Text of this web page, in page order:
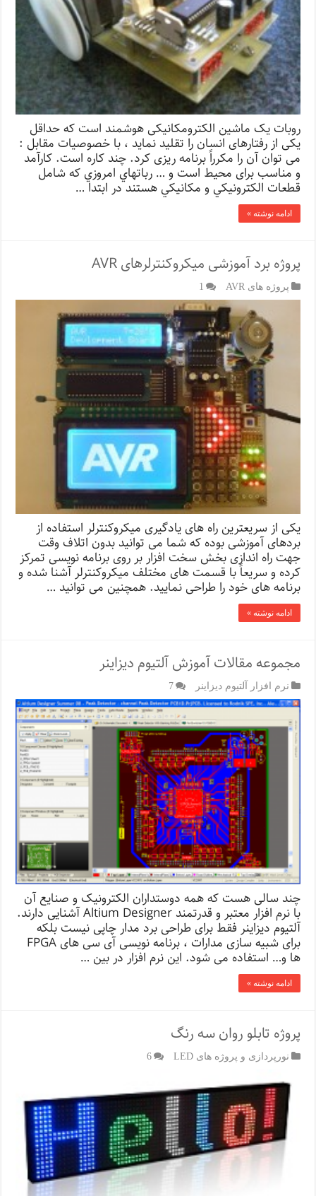
روبات یک ماشین الکترومکانیکی هوشمند است که حداقل
یکی از رفتارهای انسان را تقلید نماید ، با خصوصیات مقابل :
می توان آن را مکرراً برنامه ریزی کرد. چند کاره است. کارآمد
و مناسب برای محیط است و … رباتهاي امروزي كه شامل
قطعات الكترونيكي و مكانيكي هستند در ابتدا …
ادامه نوشته »
پروژه برد آموزشی میکروکنترلرهای AVR
پروژه های AVR 1
یکی از سریعترین راه های یادگیری میکروکنترلر استفاده از
بردهای آموزشی بوده که شما می توانید بدون اتلاف وقت
جهت راه اندازی بخش سخت افزار بر روی برنامه نویسی تمرکز
کرده و سریعاً با قسمت های مختلف میکروکنترلر آشنا شده و
برنامه های خود را طراحی نمایید. همچنین می توانید …
ادامه نوشته »
مجموعه مقالات آموزش آلتیوم دیزاینر
نرم افزار آلتیوم دیزاینر 7
چند سالی هست که همه دوستداران الکترونیک و صنایع آن
با نرم افزار معتبر و قدرتمند Altium Designer آشنایی دارند.
آلتیوم دیزاینر فقط برای طراحی برد مدار چاپی نیست بلکه
برای شبیه سازی مدارات ، برنامه نویسی آی سی های FPGA
ها و… استفاده می شود. این نرم افزار در بین …
ادامه نوشته »
پروژه تابلو روان سه رنگ
نورپردازی و پروژه های LED 6